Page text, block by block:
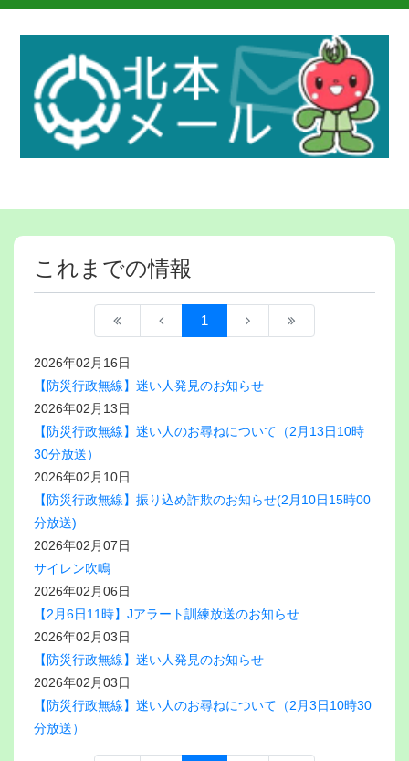
これまでの情報
1
2026年02月16日
【防災行政無線】迷い人発見のお知らせ
2026年02月13日
【防災行政無線】迷い人のお尋ねについて（2月13日10時
30分放送）
2026年02月10日
【防災行政無線】振り込め詐欺のお知らせ(2月10日15時00
分放送)
2026年02月07日
サイレン吹鳴
2026年02月06日
【2月6日11時】Jアラート訓練放送のお知らせ
2026年02月03日
【防災行政無線】迷い人発見のお知らせ
2026年02月03日
【防災行政無線】迷い人のお尋ねについて（2月3日10時30
分放送）